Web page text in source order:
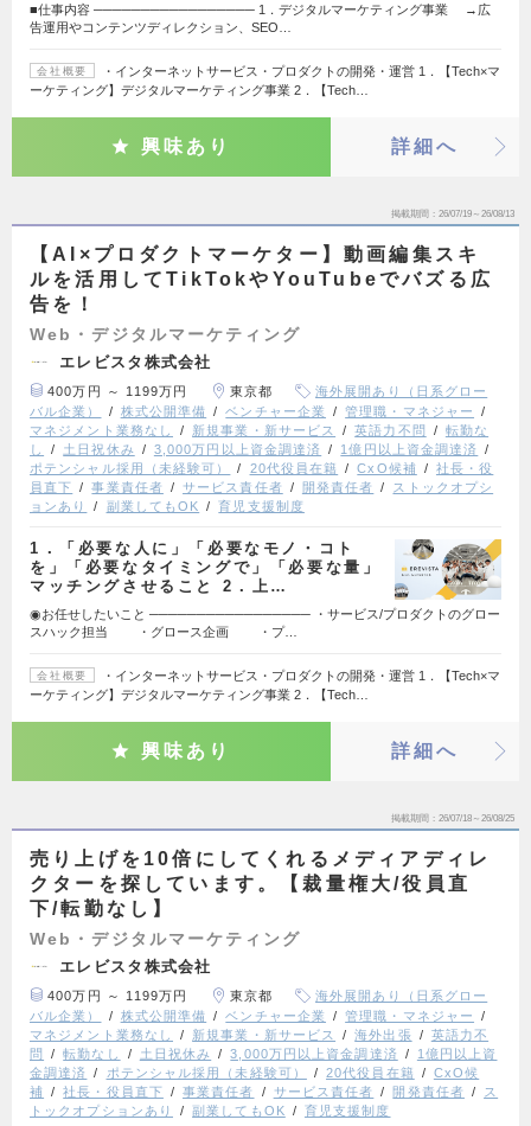
■仕事内容 ───────────────── 1．デジタルマーケティング事業 →広
告運用やコンテンツディレクション、SEO…
会社概要
・インターネットサービス・プロダクトの開発・運営 1．【Tech×マ
ーケティング】デジタルマーケティング事業 2．【Tech…
興味あり 詳細へ
掲載期間 26/07/19～26/08/13
【AI×プロダクトマーケター】動画編集スキ
ルを活用してTikTokやYouTubeでバズる広
告を！
Web・デジタルマーケティング
エレビスタ株式会社
400万円 ～ 1199万円 東京都
海外展開あり（日系グロー
バル企業）
株式公開準備 ベンチャー企業
管理職・マネジャー
マネジメント業務なし
新規事業・新サービス 英語力不問
転勤な
し
土日祝休み 3,000万円以上資金調達済
1億円以上資金調達済
ポテンシャル採用（未経験可）
20代役員在籍 CxO候補
社長・役
員直下
事業責任者 サービス責任者 開発責任者
ストックオプシ
ョンあり
副業してもOK 育児支援制度
1．「必要な人に」「必要なモノ・コト
を」「必要なタイミングで」「必要な量」
マッチングさせること 2．上…
◉お任せしたいこと ───────────────── ・サービス/プロダクトのグロー
スハック担当 ・グロース企画 ・プ…
会社概要
・インターネットサービス・プロダクトの開発・運営 1．【Tech×マ
ーケティング】デジタルマーケティング事業 2．【Tech…
興味あり 詳細へ
掲載期間 26/07/18～26/08/25
売り上げを10倍にしてくれるメディアディレ
クターを探しています。【裁量権大/役員直
下/転勤なし】
Web・デジタルマーケティング
エレビスタ株式会社
400万円 ～ 1199万円 東京都
海外展開あり（日系グロー
バル企業）
株式公開準備 ベンチャー企業
管理職・マネジャー
マネジメント業務なし
新規事業・新サービス 海外出張
英語力不
問
転勤なし 土日祝休み 3,000万円以上資金調達済
1億円以上資
金調達済
ポテンシャル採用（未経験可） 20代役員在籍
CxO候
補
社長・役員直下 事業責任者 サービス責任者 開発責任者
ス
トックオプションあり
副業してもOK 育児支援制度